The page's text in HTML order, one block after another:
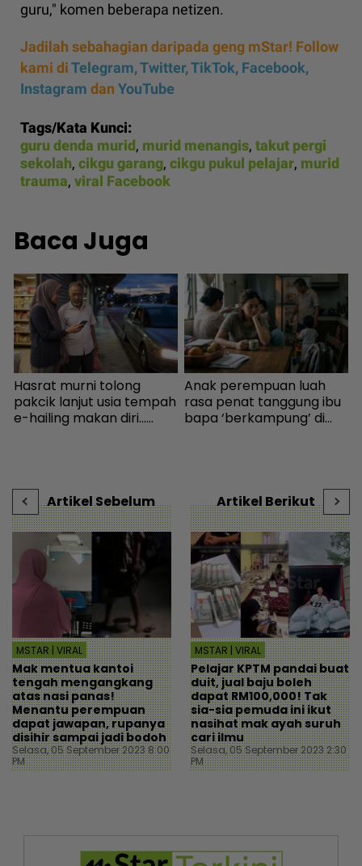
guru," komen beberapa netizen.
Jadilah sebahagian daripada geng mStar! Follow
kami diTelegram,Twitter,TikTok, Facebook,
Instagram dan YouTube
Tags/Kata Kunci:
guru denda murid, murid menangis, takut pergi
sekolah, cikgu garang, cikgu pukul pelajar, murid
trauma, viral Facebook
Baca Juga
Hasrat murni tolong
pakcik lanjut usia tempah
e-hailing makan diri...
Anak perempuan luah
rasa penat tanggung ibu
bapa ‘berkampung’ di
Artikel Sebelum
MSTAR | VIRAL
Mak mentua kantoi
tengah mengangkang
atas nasi panas!
Menantu perempuan
dapat jawapan, rupanya
disihir sampai jadi bodoh
Selasa, 05 September 2023 8:00
PM
Artikel Berikut
MSTAR | VIRAL
Pelajar KPTM pandai buat
duit, jual baju boleh
dapat RM100,000! Tak
sia-sia pemuda ini ikut
nasihat mak ayah suruh
cari ilmu
Selasa, 05 September 2023 2:30
PM